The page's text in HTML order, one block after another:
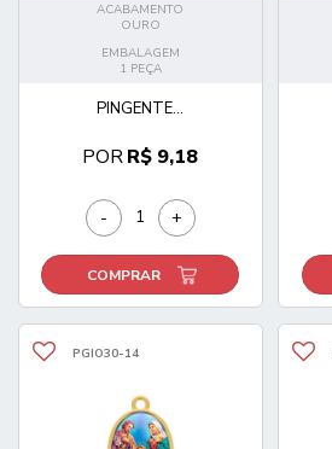
ACABAMENTO
OURO
EMBALAGEM
1 PEÇA
PINGENTE...
PORR$ 9,18
- +
COMPRAR
PGIO30-14